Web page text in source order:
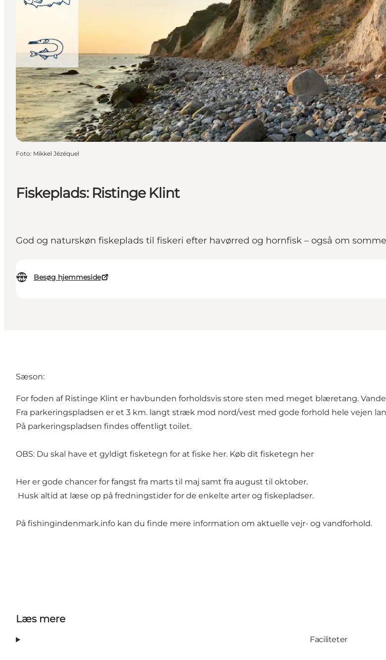
Fiskeplads: Ristinge Klint
God og naturskøn fiskeplads til fiskeri efter havørred og hornfisk – også om
Besøg hjemmeside
Foto: Mikkel Jézéquel
Sæson:
For foden af Ristinge Klint er havbunden forholdsvis store sten med meget blæretang.
Fra parkeringspladsen er et 3 km. langt stræk mod nord/vest med gode forhold hele vejen
På parkeringspladsen findes offentligt toilet.
OBS: Du skal have et gyldigt fisketegn for at fiske her. Køb dit fisketegn her
Her er gode chancer for fangst fra marts til maj samt fra august til oktober.
Husk altid at læse op på fredningstider for de enkelte arter og fiskepladser.
På fishingindenmark.info kan du finde mere information om aktuelle vejr- og vandforhold.
Læs mere
Faciliteter